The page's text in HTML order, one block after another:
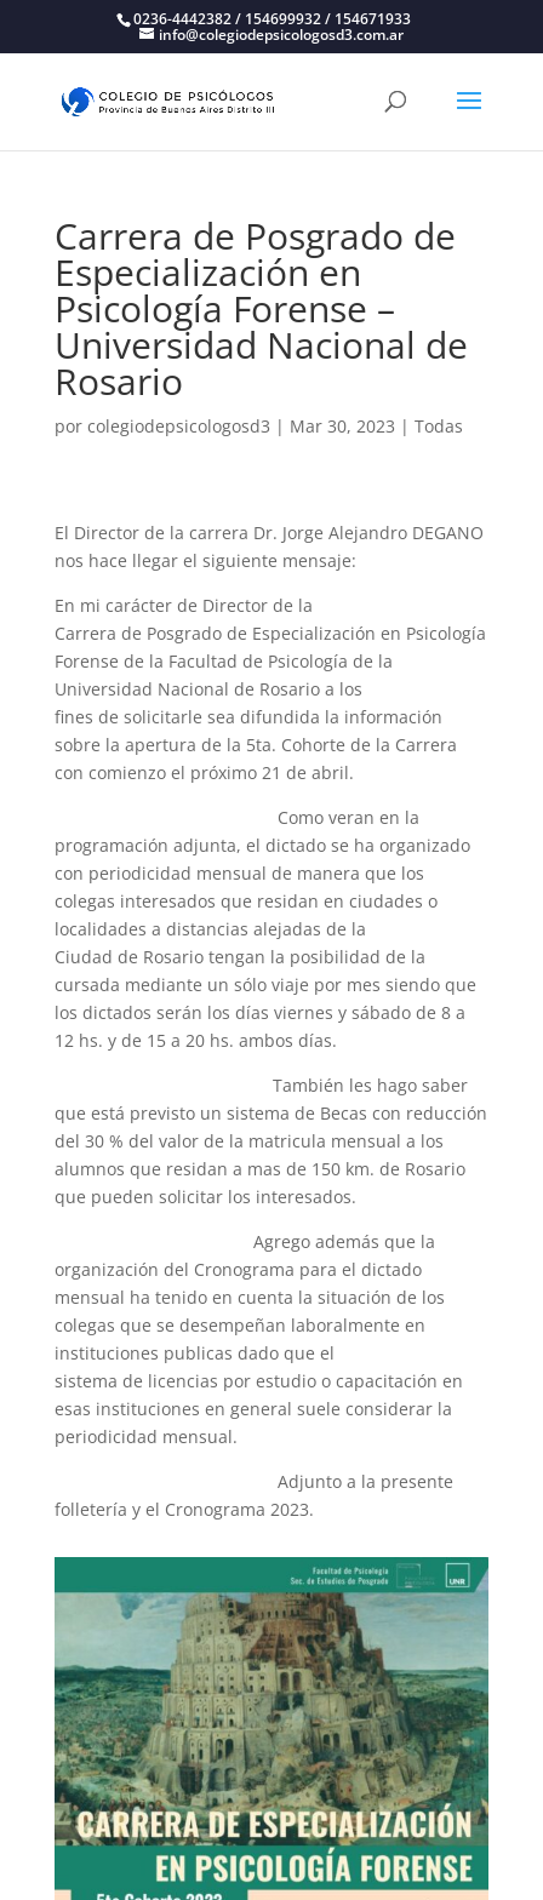
0236-4442382 / 154699932 / 154671933
info@colegiodepsicologosd3.com.ar
Carrera de Posgrado de
Especialización en
Psicología Forense –
Universidad Nacional de
Rosario
por colegiodepsicologosd3 | Mar 30, 2023 | Todas
El Director de la carrera Dr. Jorge Alejandro DEGANO
nos hace llegar el siguiente mensaje:
En mi carácter de Director de la
Carrera de Posgrado de Especialización en Psicología
Forense de la Facultad de Psicología de la
Universidad Nacional de Rosario a los
fines de solicitarle sea difundida la información
sobre la apertura de la 5ta. Cohorte de la Carrera
con comienzo el próximo 21 de abril.
Como veran en la
programación adjunta, el dictado se ha organizado
con periodicidad mensual de manera que los
colegas interesados que residan en ciudades o
localidades a distancias alejadas de la
Ciudad de Rosario tengan la posibilidad de la
cursada mediante un sólo viaje por mes siendo que
los dictados serán los días viernes y sábado de 8 a
12 hs. y de 15 a 20 hs. ambos días.
También les hago saber
que está previsto un sistema de Becas con reducción
del 30 % del valor de la matricula mensual a los
alumnos que residan a mas de 150 km. de Rosario
que pueden solicitar los interesados.
Agrego además que la
organización del Cronograma para el dictado
mensual ha tenido en cuenta la situación de los
colegas que se desempeñan laboralmente en
instituciones publicas dado que el
sistema de licencias por estudio o capacitación en
esas instituciones en general suele considerar la
periodicidad mensual.
Adjunto a la presente
folletería y el Cronograma 2023.